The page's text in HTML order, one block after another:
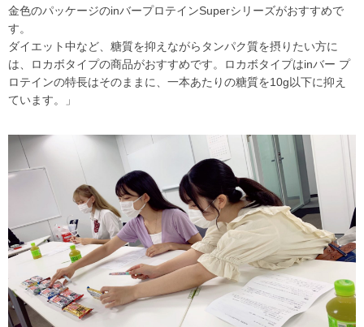
金色のパッケージのinバープロテインSuperシリーズがおすすめで
す。
ダイエット中など、糖質を抑えながら タンパク質を摂りたい方に
は、
ロカボタイプの商品がおすすめです。
ロカボタイプはinバー プ
ロテインの特長はそのままに、 一本あたりの糖質を10g以下に抑え
ています。」